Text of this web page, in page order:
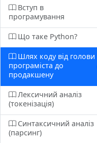
Вступ в
програмування
Що таке Python?
Шлях коду від голови
програміста до
продакшену
Лексичний аналіз
(токенізація)
Синтаксичний аналіз
(парсинг)